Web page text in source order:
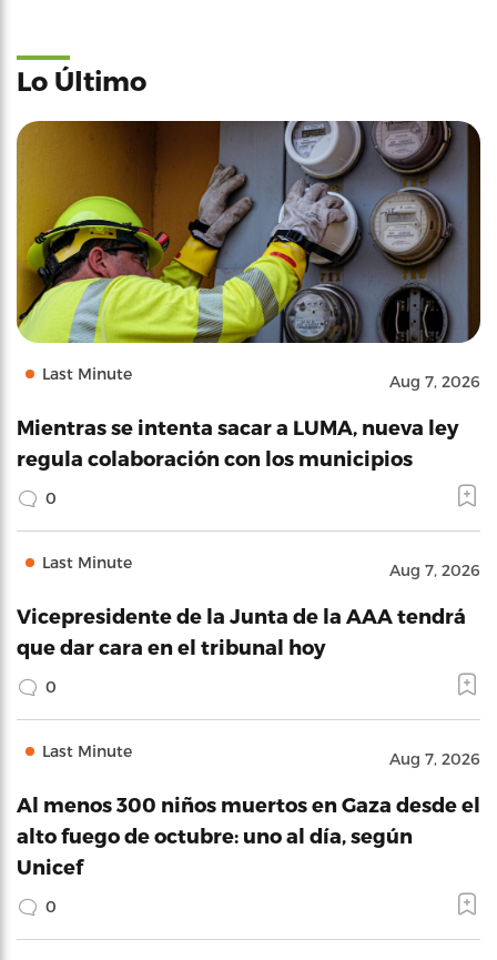
Lo Último
Last Minute Aug 7, 2026
Mientras se intenta sacar a LUMA, nueva ley
regula colaboración con los municipios
0
Last Minute Aug 7, 2026
Vicepresidente de la Junta de la AAA tendrá
que dar cara en el tribunal hoy
0
Last Minute Aug 7, 2026
Al menos 300 niños muertos en Gaza desde el
alto fuego de octubre: uno al día, según
Unicef
0